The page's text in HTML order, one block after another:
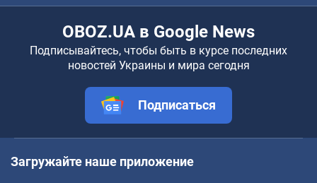
OBOZ.UA в Google News
Подписывайтесь, чтобы быть в курсе последних
новостей Украины и мира сегодня
Подписаться
Загружайте наше приложение